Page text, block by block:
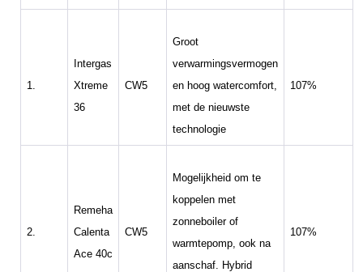
1.
Intergas
Xtreme
36
CW5
Groot
verwarmingsvermogen
en hoog watercomfort,
met de nieuwste
technologie
107%
2.
Remeha
Calenta
Ace 40c
CW5
Mogelijkheid om te
koppelen met
zonneboiler of
warmtepomp, ook na
aanschaf. Hybrid
107%